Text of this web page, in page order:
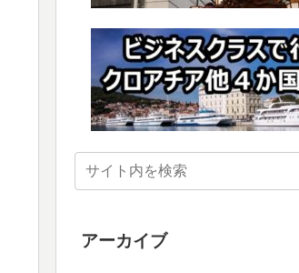
アーカイブ